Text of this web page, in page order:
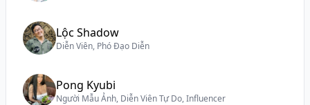
Lộc Shadow
Diễn Viên, Phó Đạo Diễn
Pong Kyubi
Người Mẫu Ảnh, Diễn Viên Tự Do, Influencer